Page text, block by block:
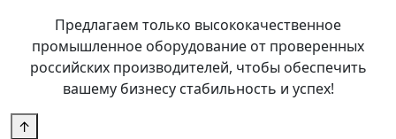
Предлагаем только высококачественное
промышленное оборудование от проверенных
российских производителей, чтобы обеспечить
вашему бизнесу стабильность и успех!
↑